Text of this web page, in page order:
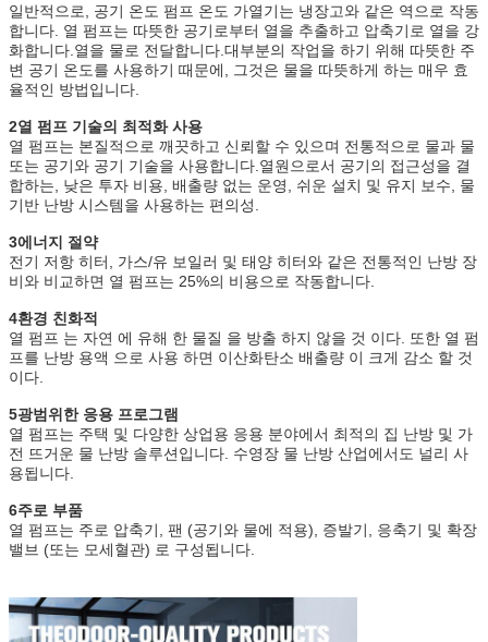
일반적으로, 공기 온도 펌프 온도 가열기는 냉장고와 같은 역으로 작동
합니다. 열 펌프는 따뜻한 공기로부터 열을 추출하고 압축기로 열을 강
화합니다.열을 물로 전달합니다.대부분의 작업을 하기 위해 따뜻한 주
변 공기 온도를 사용하기 때문에, 그것은 물을 따뜻하게 하는 매우 효
율적인 방법입니다.
2열 펌프 기술의 최적화 사용
열 펌프는 본질적으로 깨끗하고 신뢰할 수 있으며 전통적으로 물과 물
또는 공기와 공기 기술을 사용합니다.열원으로서 공기의 접근성을 결
합하는, 낮은 투자 비용, 배출량 없는 운영, 쉬운 설치 및 유지 보수, 물
기반 난방 시스템을 사용하는 편의성.
3에너지 절약
전기 저항 히터, 가스/유 보일러 및 태양 히터와 같은 전통적인 난방 장
비와 비교하면 열 펌프는 25%의 비용으로 작동합니다.
4환경 친화적
열 펌프 는 자연 에 유해 한 물질 을 방출 하지 않을 것 이다. 또한 열 펌
프를 난방 용액 으로 사용 하면 이산화탄소 배출량 이 크게 감소 할 것
이다.
5광범위한 응용 프로그램
열 펌프는 주택 및 다양한 상업용 응용 분야에서 최적의 집 난방 및 가
전 뜨거운 물 난방 솔루션입니다. 수영장 물 난방 산업에서도 널리 사
용됩니다.
6주로 부품
열 펌프는 주로 압축기, 팬 (공기와 물에 적용), 증발기, 응축기 및 확장
밸브 (또는 모세혈관) 로 구성됩니다.